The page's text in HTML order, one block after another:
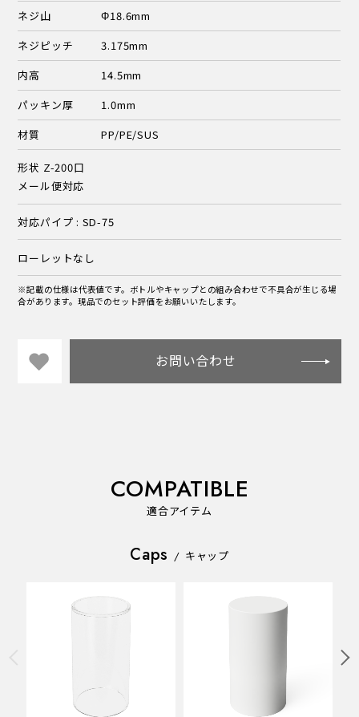
ネジ山
Φ18.6mm
ネジピッチ
3.175mm
内高
14.5mm
パッキン厚
1.0mm
材質
PP/PE/SUS
形状 Z-200口
メール便対応
対応パイプ : SD-75
ローレットなし
※記載の仕様は代表値です。ボトルやキャップとの組み合わせで不具合が生じる場
合があります。現品でのセット評価をお願いいたします。
お問い合わせ
COMPATIBLE
適合アイテム
Caps / キャップ